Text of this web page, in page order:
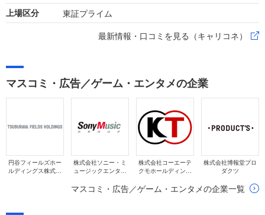
上場区分
東証プライム
最新情報・口コミを見る（キャリコネ）
マスコミ・広告／ゲーム・エンタメの企業
円谷フィールズホー
ルディングス株式会
株式会社ソニー・ミ
ュージックエンタテ
株式会社コーエーテ
クモホールディング
株式会社博報堂プロ
ダクツ
マスコミ・広告／ゲーム・エンタメの企業一覧